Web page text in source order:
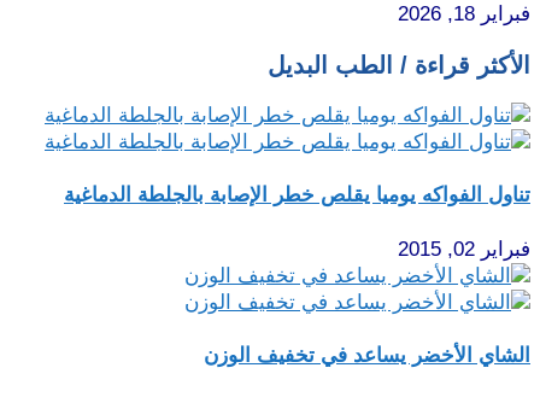
فبراير 18, 2026
الأكثر قراءة / الطب البديل
تناول الفواكه يوميا يقلص خطر الإصابة بالجلطة الدماغية
فبراير 02, 2015
الشاي الأخضر يساعد في تخفيف الوزن